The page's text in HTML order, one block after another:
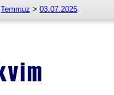
Temmuz > 03.07.2025